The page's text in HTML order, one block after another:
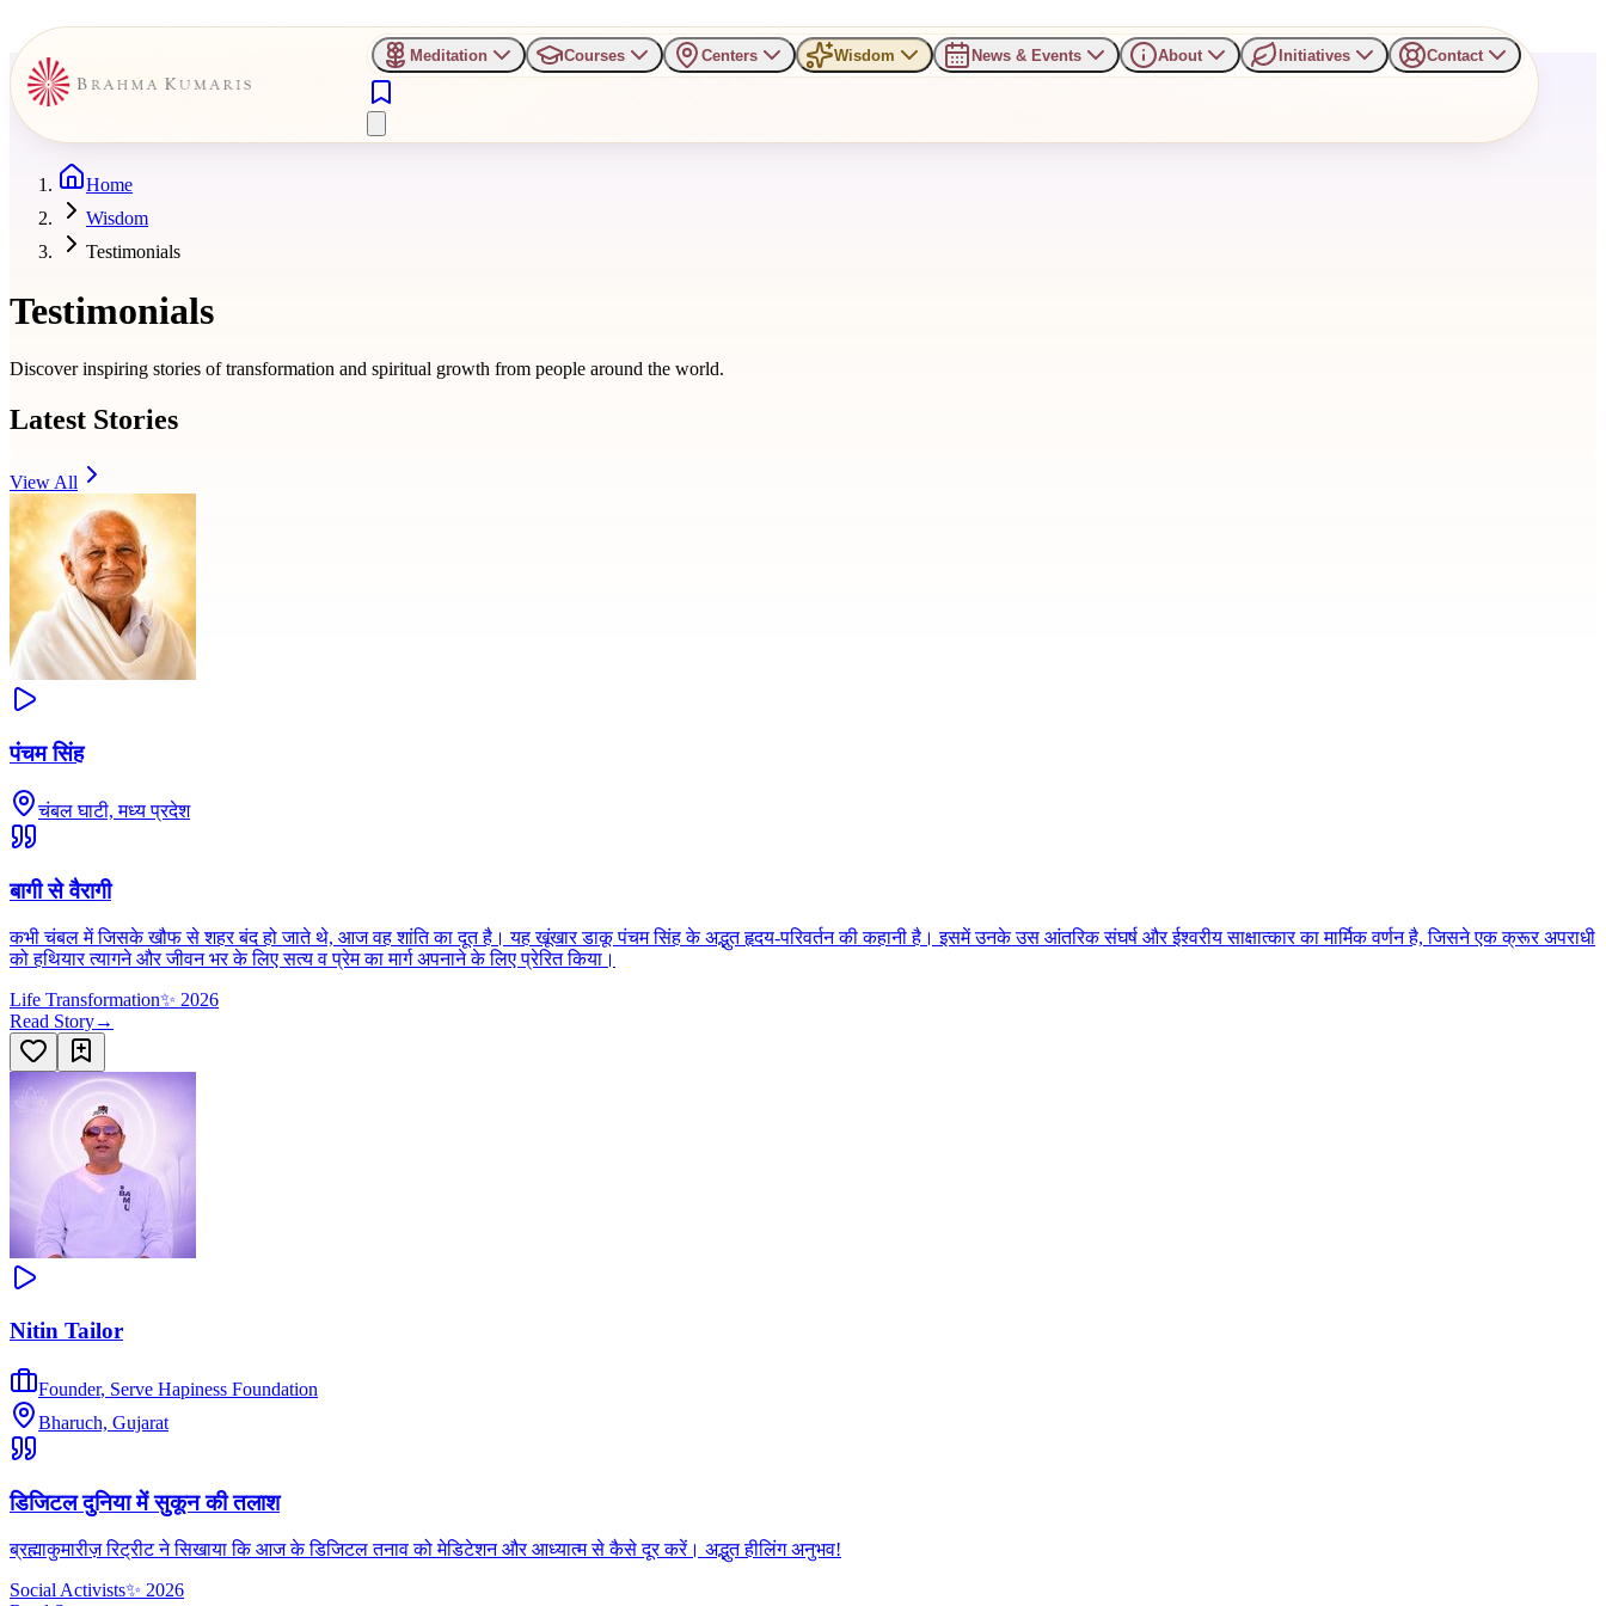
Meditation Courses Centers Wisdom News & Events About Initiatives Contact
Home
Wisdom
Testimonials
Testimonials
Discover inspiring stories of transformation and spiritual growth from people around the world.
Latest Stories
View All
पंचम सिंह
चंबल घाटी, मध्य प्रदेश
बागी से वैरागी
कभी चंबल में जिसके खौफ से शहर बंद हो जाते थे, आज वह शांति का दूत है। यह खूंखार डाकू पंचम सिंह के अद्भुत हृदय-परिवर्तन की कहानी है। इसमें उनके उस आंतरिक संघर्ष और ईश्वरीय साक्षात्कार का मार्मिक वर्णन है, जिसने एक क्रूर अपराधी
को हथियार त्यागने और जीवन भर के लिए सत्य व प्रेम का मार्ग अपनाने के लिए प्रेरित किया।
Life Transformation✨ 2026
Read Story→
Nitin Tailor
Founder, Serve Hapiness Foundation
Bharuch, Gujarat
डिजिटल दुनिया में सुकून की तलाश
ब्रह्माकुमारीज़ रिट्रीट ने सिखाया कि आज के डिजिटल तनाव को मेडिटेशन और आध्यात्म से कैसे दूर करें। अद्भुत हीलिंग अनुभव!
Social Activists✨ 2026